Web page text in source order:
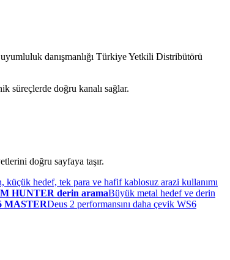
danışmanlığı Türkiye Yetkili Distribütörü
süreçlerde doğru kanalı sağlar.
doğru sayfaya taşır.
küçük hedef, tek para ve hafif kablosuz arazi kullanımı
HUNTER derin aramaBüyük metal hedef ve derin
MASTERDeus 2 performansını daha çevik WS6